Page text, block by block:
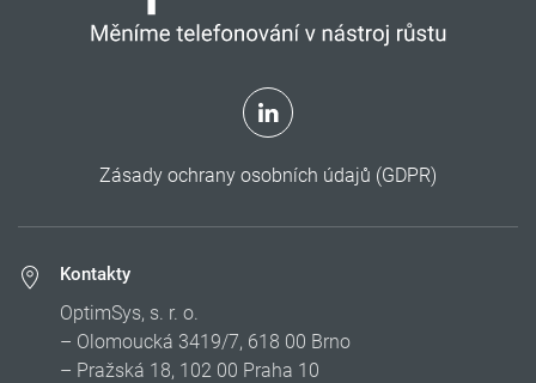
Zásady ochrany osobních údajů (GDPR)
Kontakty
OptimSys, s. r. o.
– Olomoucká 3419/7, 618 00 Brno
– Pražská 18, 102 00 Praha 10